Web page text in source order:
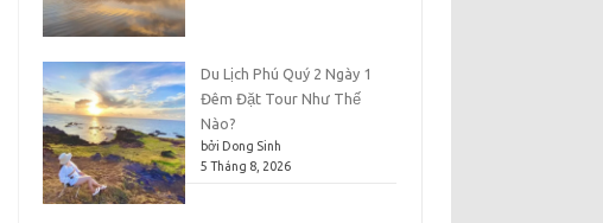
Du Lịch Phú Quý 2 Ngày 1
Đêm Đặt Tour Như Thế
Nào?
bởi Dong Sinh
5 Tháng 8, 2026